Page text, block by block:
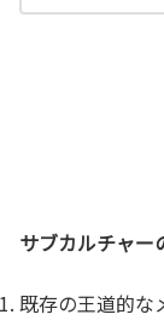
サブカルチャー
既存の王道的な